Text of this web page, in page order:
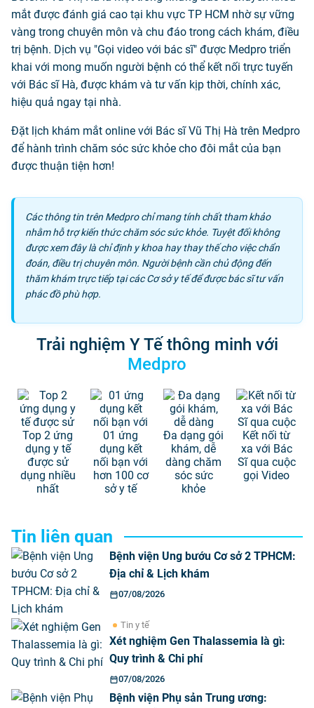
mắt được đánh giá cao tại khu vực TP HCM nhờ sự vững
vàng trong chuyên môn và chu đáo trong cách khám, điều
trị bệnh. Dịch vụ "Gọi video với bác sĩ" được Medpro triển
khai với mong muốn người bệnh có thể kết nối trực tuyến
với Bác sĩ Hà, được khám và tư vấn kịp thời, chính xác,
hiệu quả ngay tại nhà.
Đặt lịch khám mắt online với Bác sĩ Vũ Thị Hà trên Medpro
để hành trình chăm sóc sức khỏe cho đôi mắt của bạn
được thuận tiện hơn!
Các thông tin trên Medpro chỉ mang tính chất tham khảo
nhằm hỗ trợ kiến thức chăm sóc sức khỏe. Tuyệt đối không
được xem đây là chỉ định y khoa hay thay thế cho việc chẩn
đoán, điều trị chuyên môn. Người bệnh cần chủ động đến
thăm khám trực tiếp tại các Cơ sở y tế để được bác sĩ tư vấn
phác đồ phù hợp.
Trải nghiệm Y Tế thông minh với
Medpro
Top 2 ứng
dụng y tế
được sử
dụng nhiều
nhất
01 ứng
dụng kết
nối bạn với
hơn 100 cơ
sở y tế
Đa dạng gói
khám, dễ
dàng chăm
sóc sức
khỏe
Kết nối từ
xa với Bác
Sĩ qua cuộc
gọi Video
Tin liên quan
Bệnh viện Ung bướu Cơ sở 2 TPHCM:
Địa chỉ & Lịch khám
07/08/2026
Tin y tế
Xét nghiệm Gen Thalassemia là gì:
Quy trình & Chi phí
07/08/2026
Bệnh viện Phụ sản Trung ương: